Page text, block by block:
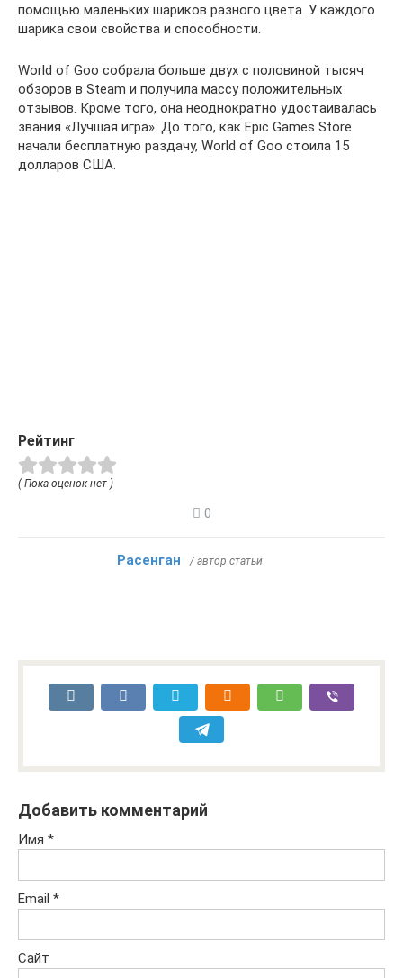
помощью маленьких шариков разного цвета. У каждого
шарика свои свойства и способности.
World of Goo собрала больше двух с половиной тысяч
обзоров в Steam и получила массу положительных
отзывов. Кроме того, она неоднократно удостаивалась
звания «Лучшая игра». До того, как Epic Games Store
начали бесплатную раздачу, World of Goo стоила 15
долларов США.
Рейтинг
( Пока оценок нет )
0
Расенган / автор статьи
Добавить комментарий
Имя *
Email *
Сайт